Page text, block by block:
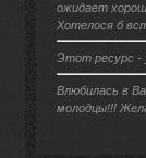
ожидает
Хотелося б
Этот ресурс -
Влюбилась в
молодцы!!!